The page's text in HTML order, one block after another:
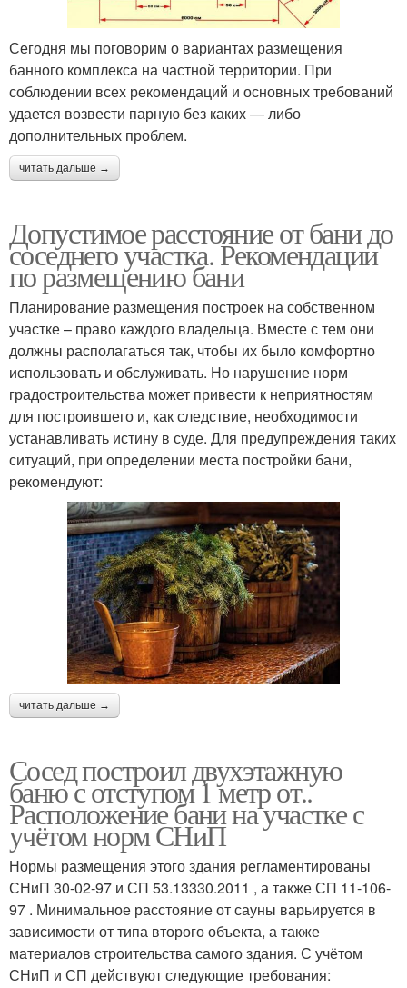
Сегодня мы поговорим о вариантах размещения
банного комплекса на частной территории. При
соблюдении всех рекомендаций и основных требований
удается возвести парную без каких — либо
дополнительных проблем.
читать дальше →
Допустимое расстояние от бани до
соседнего участка. Рекомендации
по размещению бани
Планирование размещения построек на собственном
участке – право каждого владельца. Вместе с тем они
должны располагаться так, чтобы их было комфортно
использовать и обслуживать. Но нарушение норм
градостроительства может привести к неприятностям
для построившего и, как следствие, необходимости
устанавливать истину в суде. Для предупреждения таких
ситуаций, при определении места постройки бани,
рекомендуют:
читать дальше →
Сосед построил двухэтажную
баню с отступом 1 метр от..
Расположение бани на участке с
учётом норм СНиП
Нормы размещения этого здания регламентированы
СНиП 30-02-97 и СП 53.13330.2011 , а также СП 11-106-
97 . Минимальное расстояние от сауны варьируется в
зависимости от типа второго объекта, а также
материалов строительства самого здания. С учётом
СНиП и СП действуют следующие требования: